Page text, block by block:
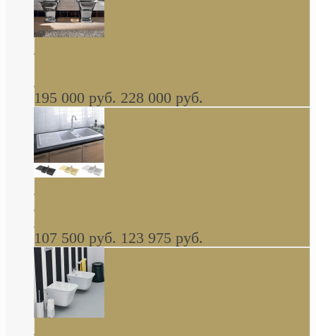
Butterfly Scarabeo КОМПЛЕКТ санфаянса
глянцевая платина В НАЛИЧИИ
195 000 руб. 228 000 руб.
керамическая мойка 1160 x 510 мм белая,
серая, черная, бежевая В НАЛИЧИИ
107 500 руб. 123 975 руб.